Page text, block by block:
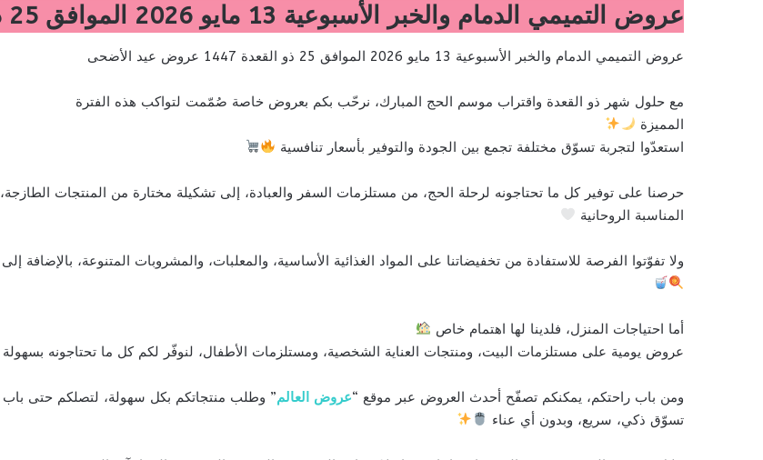
عروض التميمي الدمام والخبر الأسبوعية 13 مايو 2026 الموافق 25 ذو القعدة 1447 عروض عيد الأضحى
عروض التميمي الدمام والخبر الأسبوعية 13 مايو 2026 الموافق 25 ذو القعدة 1447 عروض عيد الأضحى
مع حلول شهر ذو القعدة واقتراب موسم الحج المبارك، نرحّب بكم بعروض خاصة صُمّمت لتواكب هذه الفترة
المميزة
استعدّوا لتجربة تسوّق مختلفة تجمع بين الجودة والتوفير بأسعار تنافسية
حرصنا على توفير كل ما تحتاجونه لرحلة الحج، من مستلزمات السفر والعبادة، إلى تشكيلة مختارة من المنتجات الطازجة،
المناسبة الروحانية
ولا تفوّتوا الفرصة للاستفادة من تخفيضاتنا على المواد الغذائية الأساسية، والمعلبات، والمشروبات المتنوعة،
أما احتياجات المنزل، فلدينا لها اهتمام خاص
عروض يومية على مستلزمات البيت، ومنتجات العناية الشخصية، ومستلزمات الأطفال، لنوفّر لكم كل ما تحتاجونه
ومن باب راحتكم، يمكنكم تصفّح أحدث العروض عبر موقع “عروض العالم” وطلب منتجاتكم بكل سهولة، لتصلكم حتى باب
تسوّق ذكي، سريع، وبدون أي عناء